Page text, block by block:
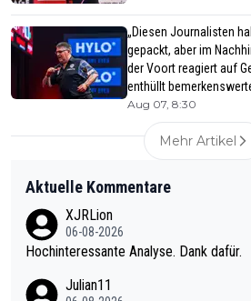
„Diesen Journalisten
gepackt, aber im
der Voort reagiert auf
enthüllt
Aug 07, 8:30
Mehr Artikel
Aktuelle Kommentare
XJRLion
06-08-2026
Hochinteressante Analyse. Dank dafür.
Julian11